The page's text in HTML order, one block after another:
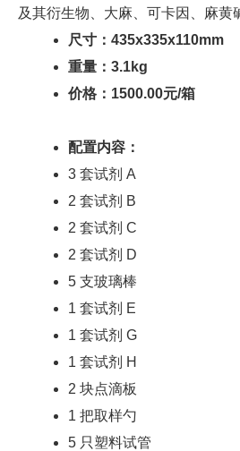
及其衍生物、大麻、可卡因、麻
尺寸：435x335x110mm
重量：3.1kg
价格：1500.00元/箱
配置内容：
3 套试剂 A
2 套试剂 B
2 套试剂 C
2 套试剂 D
5 支玻璃棒
1 套试剂 E
1 套试剂 G
1 套试剂 H
2 块点滴板
1 把取样勺
5 只塑料试管